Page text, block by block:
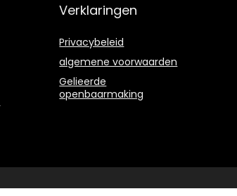
Verklaringen
Privacybeleid
algemene voorwaarden
Gelieerde
openbaarmaking